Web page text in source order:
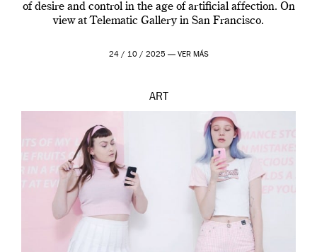
of desire and control in the age of artificial affection. On
view at Telematic Gallery in San Francisco.
24 / 10 / 2025 — VER MÁS
ART